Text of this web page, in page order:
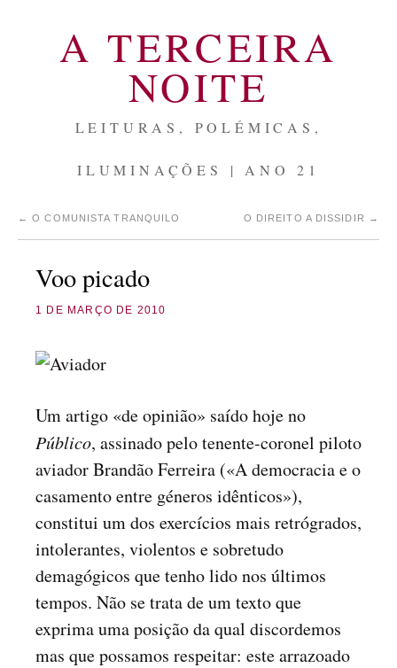
A TERCEIRA
NOITE
LEITURAS, POLÉMICAS,
ILUMINAÇÕES | ANO 21
← O COMUNISTA TRANQUILO O DIREITO A DISSIDIR →
Voo picado
1 DE MARÇO DE 2010
Um artigo «de opinião» saído hoje no
Público, assinado pelo tenente-coronel piloto
aviador Brandão Ferreira («A democracia e o
casamento entre géneros idênticos»),
constitui um dos exercícios mais retrógrados,
intolerantes, violentos e sobretudo
demagógicos que tenho lido nos últimos
tempos. Não se trata de um texto que
exprima uma posição da qual discordemos
mas que possamos respeitar: este arrazoado